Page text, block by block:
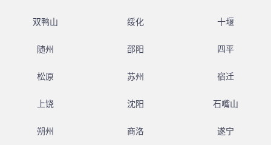
双鸭山 绥化 十堰
随州 邵阳 四平
松原 苏州 宿迁
上饶 沈阳 石嘴山
朔州 商洛 遂宁